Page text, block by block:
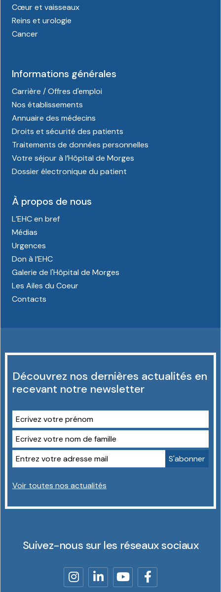
Cœur et vaisseaux
Reins et urologie
Cancer
Informations générales
Carrière / Offres d'emploi
Nos établissements
Annuaire des médecins
Droits et sécurité des patients
Traitements de données personnelles
Votre séjour à l’Hôpital de Morges
Dossier électronique du patient
À propos de nous
L’EHC en bref
Médias
Urgences
Don à l’EHC
Galerie de l'Hôpital de Morges
Les Ailes du Coeur
Contacts
Découvrez nos dernières actualités en
recevant notre newsletter
Voir toutes nos actualités
Suivez-nous sur les réseaux sociaux